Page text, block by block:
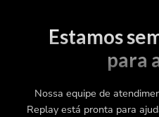
Estamos
para
Nossa equipe de
Replay está pronta para